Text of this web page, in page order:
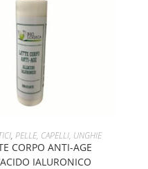
AL CARRELLO
, PELLE, CAPELLI, UNGHIE
CORPO ANTI-AGE
IALURONICO